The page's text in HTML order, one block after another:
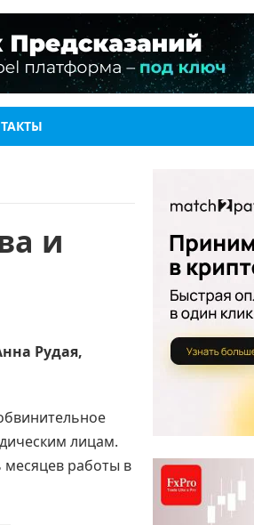
и
Рудая,
лицам.
работы в